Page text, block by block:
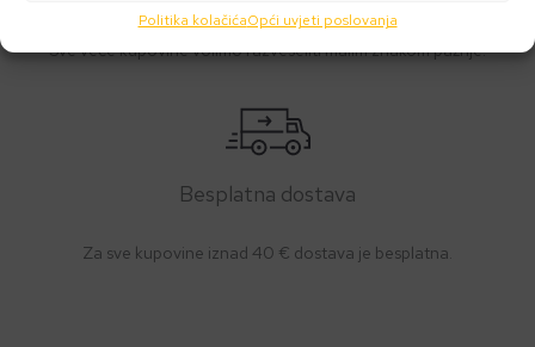
Politika kolačićaOpći uvjeti poslovanja
Sve veće kupovine volimo razveseliti malim znakom pažnje.
Besplatna dostava
Za sve kupovine iznad 40 € dostava je besplatna.